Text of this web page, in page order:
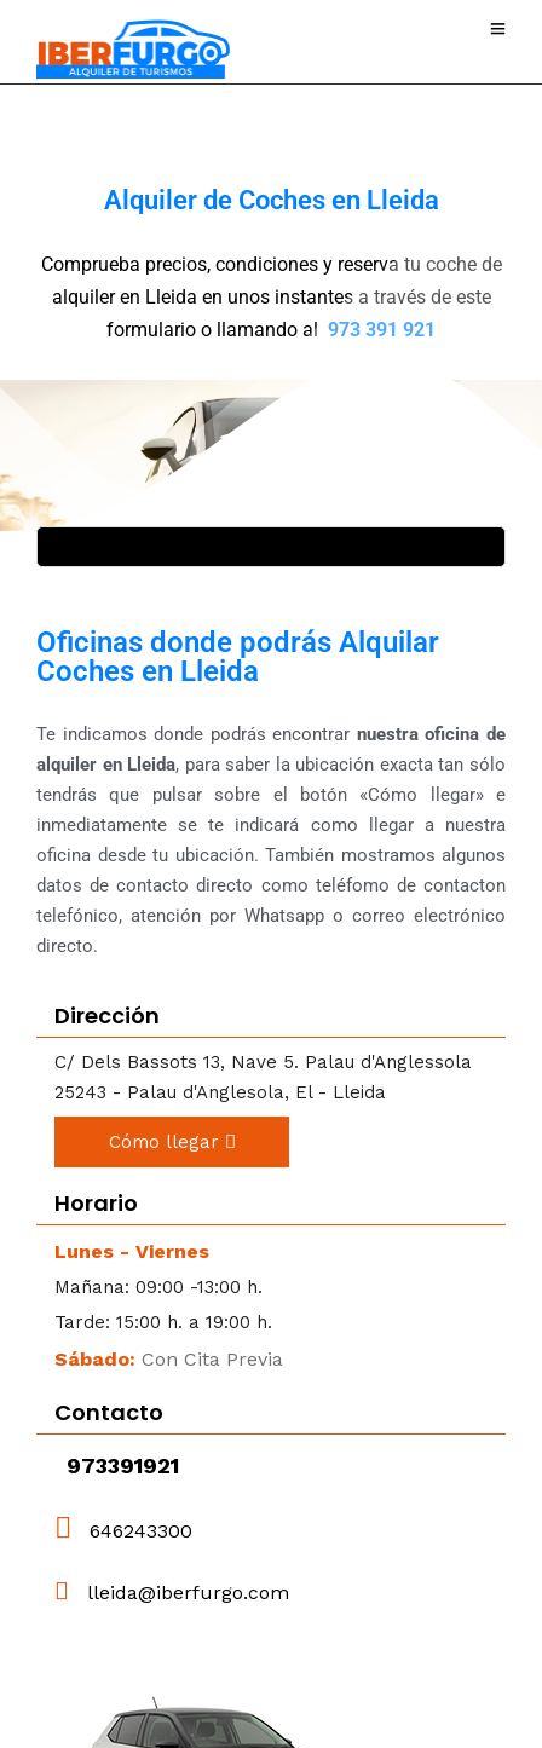
Alquiler de Coches en Lleida
Comprueba precios, condiciones y reserva tu coche de
alquiler en Lleida en unos instantes a través de este
formulario o llamando al 973 391 921
Oficinas donde podrás Alquilar
Coches en Lleida
Te indicamos donde podrás encontrar nuestra oficina de
alquiler en Lleida, para saber la ubicación exacta tan sólo
tendrás que pulsar sobre el botón «Cómo llegar» e
inmediatamente se te indicará como llegar a nuestra
oficina desde tu ubicación. También mostramos algunos
datos de contacto directo como teléfomo de contacton
telefónico, atención por Whatsapp o correo electrónico
directo.
Dirección
C/ Dels Bassots 13, Nave 5. Palau d'Anglessola
25243 - Palau d'Anglesola, El - Lleida
Cómo llegar
Horario
Lunes - Viernes
Mañana: 09:00 -13:00 h.
Tarde: 15:00 h. a 19:00 h.
Sábado: Con Cita Previa
Contacto
973391921
646243300
lleida@iberfurgo.com